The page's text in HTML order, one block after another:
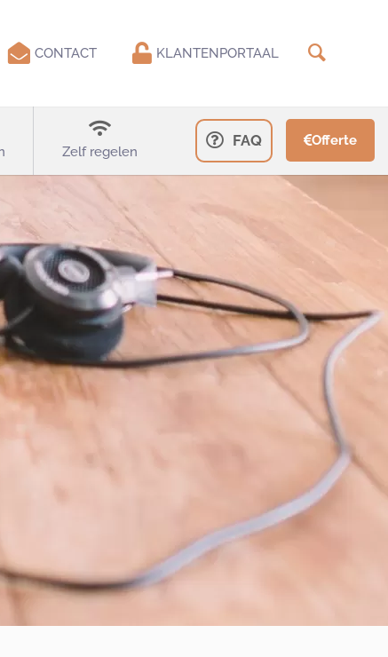
CONTACT KLANTENPORTAAL
Zelf regelen
FAQ Offerte